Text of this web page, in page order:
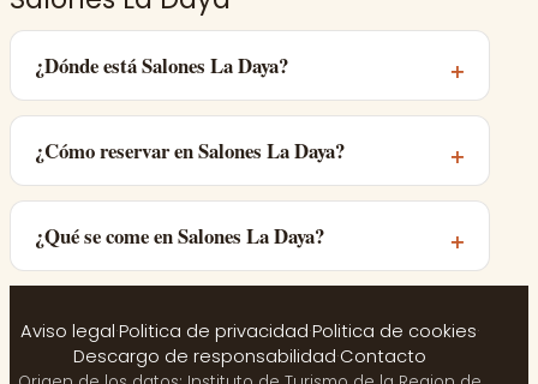
¿Dónde está Salones La Daya?
¿Cómo reservar en Salones La Daya?
¿Qué se come en Salones La Daya?
Aviso legal·Politica de privacidad·Politica de cookies·
Descargo de responsabilidad·Contacto